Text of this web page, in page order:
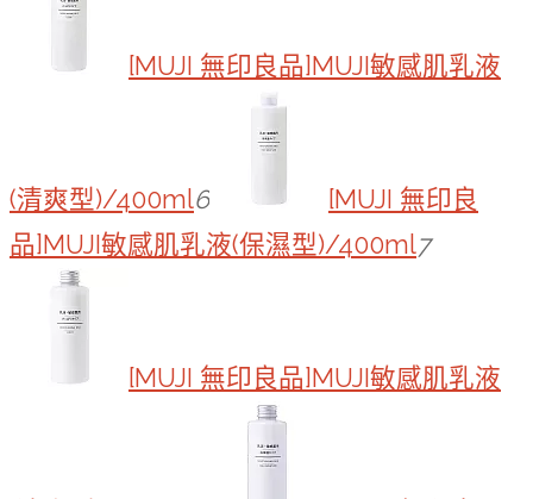
[MUJI 無印良品]MUJI敏感肌乳液
(清爽型)/400ml6
[MUJI 無印良
品]MUJI敏感肌乳液(保濕型)/400ml7
[MUJI 無印良品]MUJI敏感肌乳液